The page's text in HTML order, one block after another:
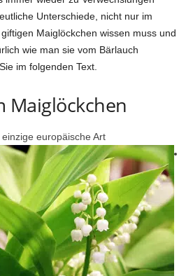
Unterschiede, nicht nur im
Maiglöckchen wissen muss und
wie man sie vom Bärlauch
im folgenden Text.
Maiglöckchen
europäische Art